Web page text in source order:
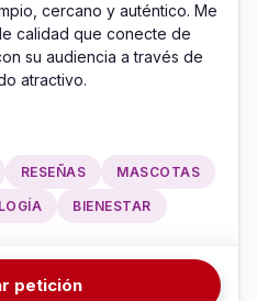
cercano y auténtico. Me
calidad que conecte de
su audiencia a través de
atractivo.
RESEÑAS MASCOTAS
BIENESTAR
petición